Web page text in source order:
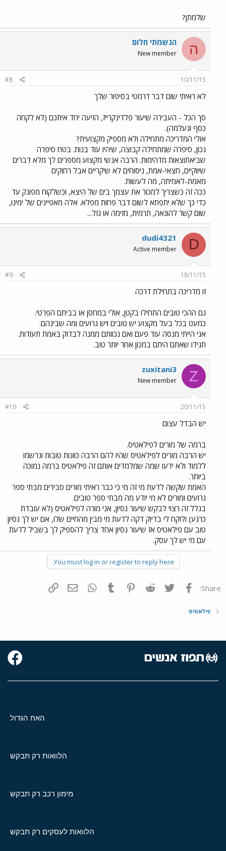
שלמתן?
ה הגשמתי חלום
New member
10/11/15
#8
לא ראיתי שום דבר דרמטי בסיפור שלך
סך הכל - העבירה שיעור פלדינקרייז, הזיעה יחד איתכם (לא לקחה
כסף ונעלמה).
אולי המדריכה מתחילה ולא מספיק מקצועית?
נכון, סיפרה שמתחילה קבוצה, שיהיו עוד בנות. בטח סיפרה
שביאתוצאות מדהימות. הרבה אנשי מקצוע מספרים לך מלא דברים
שיווקיים, חצאי-אמת, ניסוחים לא שיקריים אבל רחוקים
מאמת-לאמיתה, מה לעשות.
ככה זה כשצריך למכור את עצמך בים של היצא, וכשלקוח מפונק עד
כדי כך שלא יתפתא לשום דבר פחות מפלא. אלה מאפיינים של ימינו,
שום קשר להונאה, תרמית, מזימה או גזל...
D
dudi4321
Active member
18/11/15
#9
זו מדריכה בתחילת דרכה
גם ההכי טובים התחילו בקטן, אולי במחסן או בביתם הפרטי.
כמעט בכל בעל מקצוע יש טובים ויש גרועים ומה שבינהם.
אני הייתי מנסה עוד פעם ואם נכוותם ממנה לבדוק באמת תעודות.
תגידו שאתם היתם במכון אחר יותר טוב.
Z
zuxitani3
New member
20/11/15
#10
יש הבדל עצום
ברמה של מורים לפילאטיס.
יש הרבה מורים לפילאטיס שהיו להם הרבה כוונות טובות ונרשמו
ללמוד ולא ידעו שמה שמלמדים אותם זה פילאטיס ברמה נמוכה
ביותר.
האמת שקשה לדעת מי זה מי כי כבר ראיתי מורים סבירים מבתי ספר
גרועים ומורים לא מי יודע מה מבתי ספר טובים.
בגלל זה רצוי לבקש שיעור נסיון, אני מורה לפילאטיס (לא עובדת
כרגע) ולוקח לי בדיוק דקה לדעת מי מבין מהחיים שלו, אם יש לך נסיון
טוב עם פילאטיס אז שיעור נסיון אחד צריך להספיק לך בשביל לדעת
עם מי יש לך עסק.
You must log in or register to reply here.
Share: פייסבוק Twitter
Reddit
Pinterest
Tumblr
WhatsAppדואר אלקטרוני
פילאטיס
האח הגדול
הלוואות רק תבקש
מימון רכב רק תבקש
הלוואות לעסקים רק תבקש